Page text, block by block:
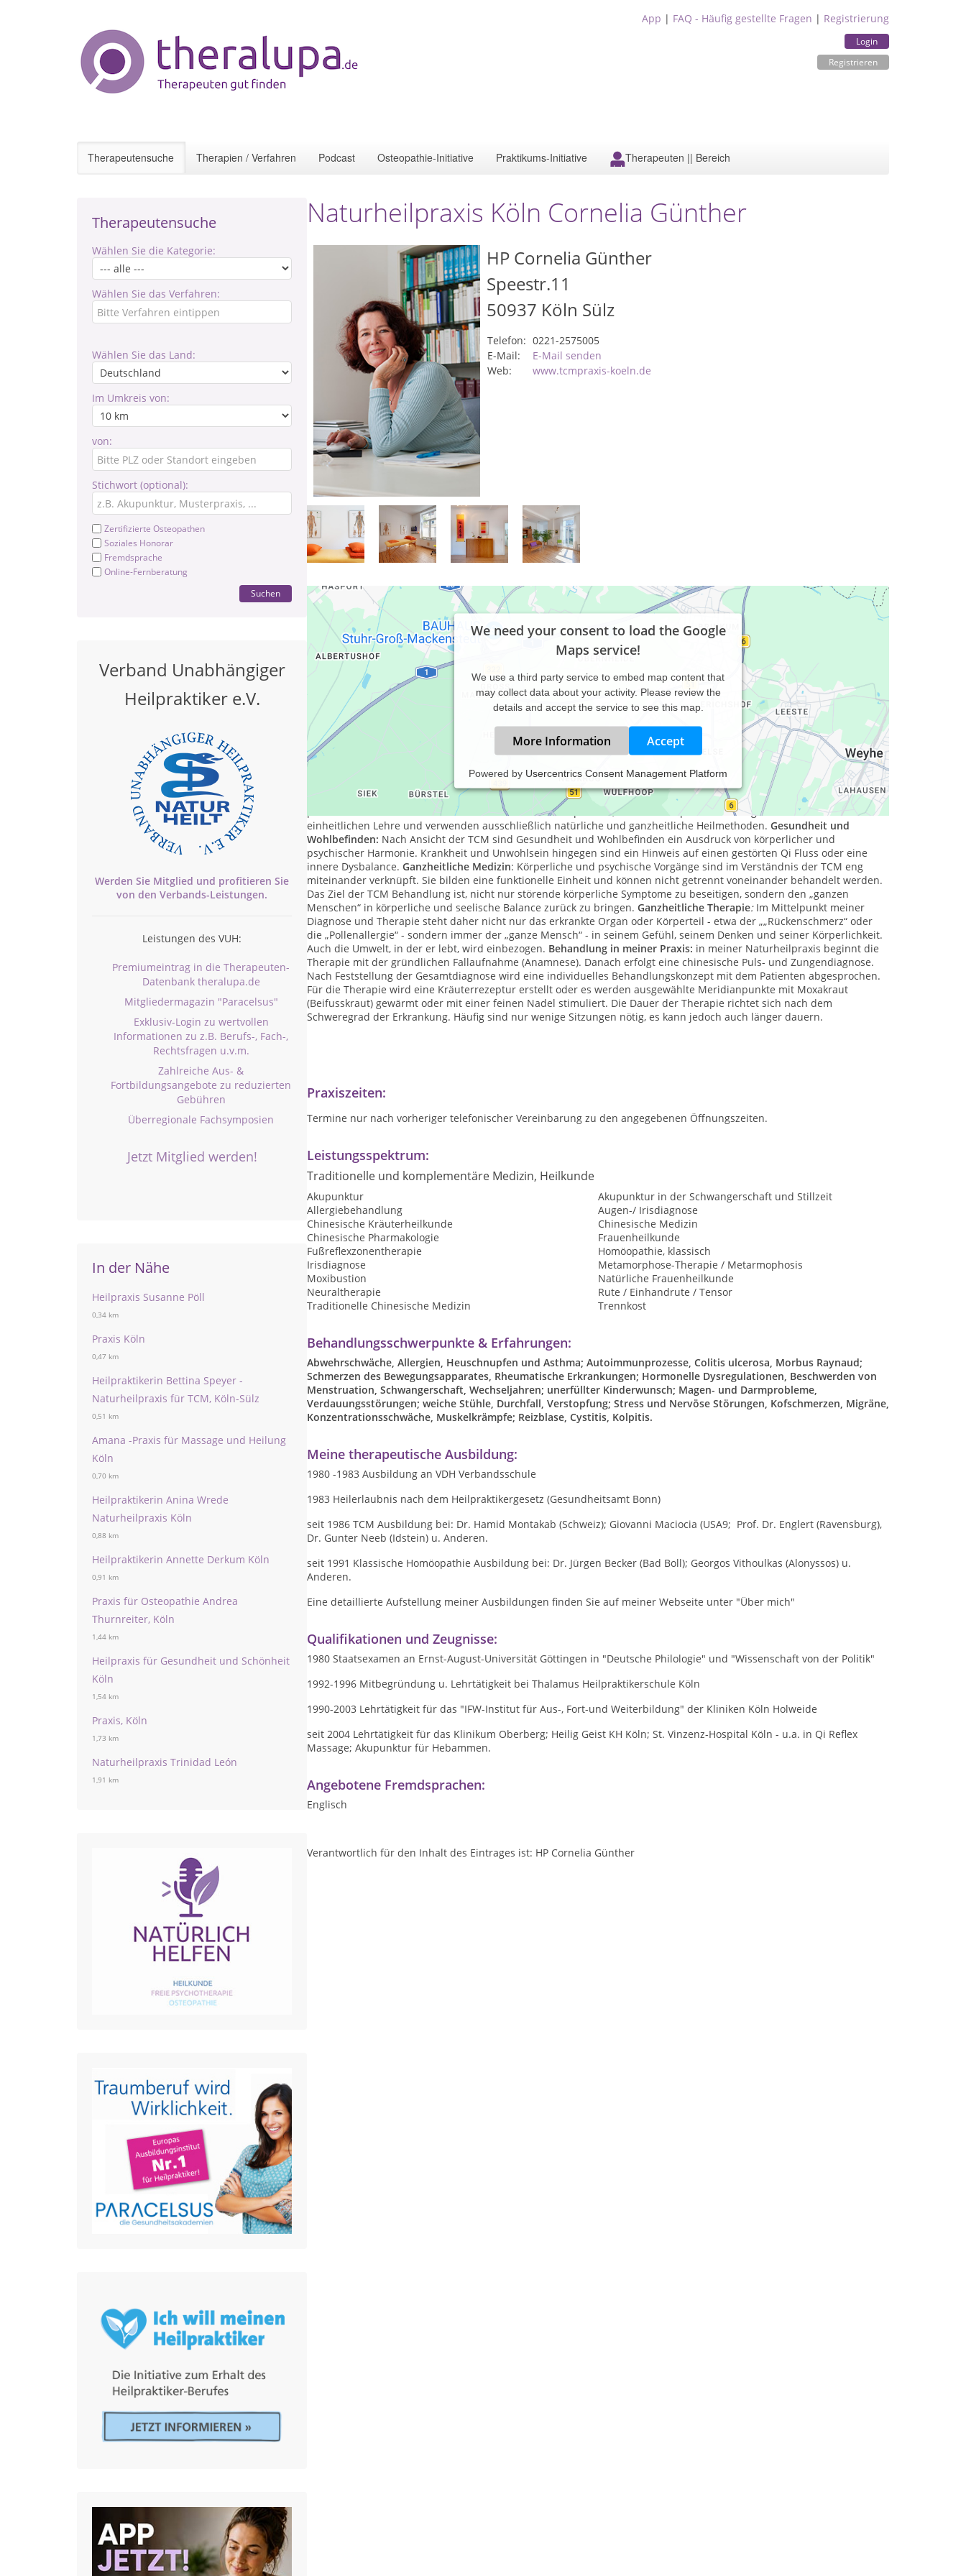
App | FAQ - Häufig gestellte Fragen | Registrierung
Login
Registrieren
Therapeutensuche Therapien / Verfahren Podcast Osteopathie-Initiative Praktikums-Initiative Therapeuten || Bereich
Therapeutensuche
Wählen Sie die Kategorie:
Wählen Sie das Verfahren:
Wählen Sie das Land:
Im Umkreis von:
von:
Stichwort (optional):
Zertifizierte Osteopathen
Soziales Honorar
Fremdsprache
Online-Fernberatung
Suchen
Verband Unabhängiger
Heilpraktiker e.V.
Werden Sie Mitglied und profitieren Sie
von den Verbands-Leistungen.
Leistungen des VUH:
Premiumeintrag in die Therapeuten-
Datenbank theralupa.de
Mitgliedermagazin "Paracelsus"
Exklusiv-Login zu wertvollen
Informationen zu z.B. Berufs-, Fach-,
Rechtsfragen u.v.m.
Zahlreiche Aus- &
Fortbildungsangebote zu reduzierten
Gebühren
Überregionale Fachsymposien
Jetzt Mitglied werden!
In der Nähe
Heilpraxis Susanne Pöll
0,34 km
Praxis Köln
0,47 km
Heilpraktikerin Bettina Speyer -
Naturheilpraxis für TCM, Köln-Sülz
0,51 km
Amana -Praxis für Massage und Heilung
Köln
0,70 km
Heilpraktikerin Anina Wrede
Naturheilpraxis Köln
0,88 km
Heilpraktikerin Annette Derkum Köln
0,91 km
Praxis für Osteopathie Andrea
Thurnreiter, Köln
1,44 km
Heilpraxis für Gesundheit und Schönheit
Köln
1,54 km
Praxis, Köln
1,73 km
Naturheilpraxis Trinidad León
1,91 km
Naturheilpraxis Köln Cornelia Günther
HP Cornelia Günther
Speestr.11
50937 Köln Sülz
Telefon: 0221-2575005
E-Mail:
E-Mail senden
Web:
www.tcmpraxis-koeln.de
We need your consent to load the Google
Maps service!
We use a third party service to embed map content that
may collect data about your activity. Please review the
details and accept the service to see this map.
More Information Accept
Powered by Usercentrics Consent Management Platform
Nur wenn das "QI", die Lebensenergie, frei und unbehindert fließt fühlt der Mensch sich wohl und ist gesund.Die
Traditionelle Chinesische Medizin (TCM)ist ein bewährtes medizinisches Heilsystem, das in China seit über 3000 Jahren
praktiziert wird. Ihre verschiedenen Gebiete - etwa Akupunktur, Kräutertherapie und Massage - beruhen auf einer
einheitlichen Lehre und verwenden ausschließlich natürliche und ganzheitliche Heilmethoden. Gesundheit und
Wohlbefinden: Nach Ansicht der TCM sind Gesundheit und Wohlbefinden ein Ausdruck von körperlicher und
psychischer Harmonie. Krankheit und Unwohlsein hingegen sind ein Hinweis auf einen gestörten Qi Fluss oder eine
innere Dysbalance. Ganzheitliche Medizin: Körperliche und psychische Vorgänge sind im Verständnis der TCM eng
miteinander verknüpft. Sie bilden eine funktionelle Einheit und können nicht getrennt voneinander behandelt werden.
Das Ziel der TCM Behandlung ist, nicht nur störende körperliche Symptome zu beseitigen, sondern den „ganzen
Menschen“ in körperliche und seelische Balance zurück zu bringen. Ganzheitliche Therapie: Im Mittelpunkt meiner
Diagnose und Therapie steht daher nicht nur das erkrankte Organ oder Körperteil - etwa der „„Rückenschmerz“ oder
die „Pollenallergie“ - sondern immer der „ganze Mensch“ - in seinem Gefühl, seinem Denken und seiner Körperlichkeit.
Auch die Umwelt, in der er lebt, wird einbezogen. Behandlung in meiner Praxis: in meiner Naturheilpraxis beginnt die
Therapie mit der gründlichen Fallaufnahme (Anamnese). Danach erfolgt eine chinesische Puls- und Zungendiagnose.
Nach Feststellung der Gesamtdiagnose wird eine individuelles Behandlungskonzept mit dem Patienten abgesprochen.
Für die Therapie wird eine Kräuterrezeptur erstellt oder es werden ausgewählte Meridianpunkte mit Moxakraut
(Beifusskraut) gewärmt oder mit einer feinen Nadel stimuliert. Die Dauer der Therapie richtet sich nach dem
Schweregrad der Erkrankung. Häufig sind nur wenige Sitzungen nötig, es kann jedoch auch länger dauern.
Praxiszeiten:
Termine nur nach vorheriger telefonischer Vereinbarung zu den angegebenen Öffnungszeiten.
Leistungsspektrum:
Traditionelle und komplementäre Medizin, Heilkunde
Akupunktur
Akupunktur in der Schwangerschaft und Stillzeit
Allergiebehandlung
Augen-/ Irisdiagnose
Chinesische Kräuterheilkunde
Chinesische Medizin
Chinesische Pharmakologie
Frauenheilkunde
Fußreflexzonentherapie
Homöopathie, klassisch
Irisdiagnose
Metamorphose-Therapie / Metarmophosis
Moxibustion
Natürliche Frauenheilkunde
Neuraltherapie
Rute / Einhandrute / Tensor
Traditionelle Chinesische Medizin
Trennkost
Behandlungsschwerpunkte & Erfahrungen:
Abwehrschwäche, Allergien, Heuschnupfen und Asthma; Autoimmunprozesse, Colitis ulcerosa, Morbus Raynaud;
Schmerzen des Bewegungsapparates, Rheumatische Erkrankungen; Hormonelle Dysregulationen, Beschwerden von
Menstruation, Schwangerschaft, Wechseljahren; unerfüllter Kinderwunsch; Magen- und Darmprobleme,
Verdauungsstörungen; weiche Stühle, Durchfall, Verstopfung; Stress und Nervöse Störungen, Kofschmerzen, Migräne,
Konzentrationsschwäche, Muskelkrämpfe; Reizblase, Cystitis, Kolpitis.
Meine therapeutische Ausbildung:
1980 -1983 Ausbildung an VDH Verbandsschule
1983 Heilerlaubnis nach dem Heilpraktikergesetz (Gesundheitsamt Bonn)
seit 1986 TCM Ausbildung bei: Dr. Hamid Montakab (Schweiz); Giovanni Maciocia (USA9; Prof. Dr. Englert (Ravensburg),
Dr. Gunter Neeb (Idstein) u. Anderen.
seit 1991 Klassische Homöopathie Ausbildung bei: Dr. Jürgen Becker (Bad Boll); Georgos Vithoulkas (Alonyssos) u.
Anderen.
Eine detaillierte Aufstellung meiner Ausbildungen finden Sie auf meiner Webseite unter "Über mich"
Qualifikationen und Zeugnisse:
1980 Staatsexamen an Ernst-August-Universität Göttingen in "Deutsche Philologie" und "Wissenschaft von der Politik"
1992-1996 Mitbegründung u. Lehrtätigkeit bei Thalamus Heilpraktikerschule Köln
1990-2003 Lehrtätigkeit für das "IFW-Institut für Aus-, Fort-und Weiterbildung" der Kliniken Köln Holweide
seit 2004 Lehrtätigkeit für das Klinikum Oberberg; Heilig Geist KH Köln; St. Vinzenz-Hospital Köln - u.a. in Qi Reflex
Massage; Akupunktur für Hebammen.
Angebotene Fremdsprachen:
Englisch
Verantwortlich für den Inhalt des Eintrages ist: HP Cornelia Günther